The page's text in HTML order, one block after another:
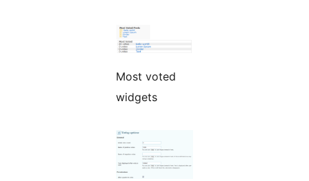
Most voted
widgets